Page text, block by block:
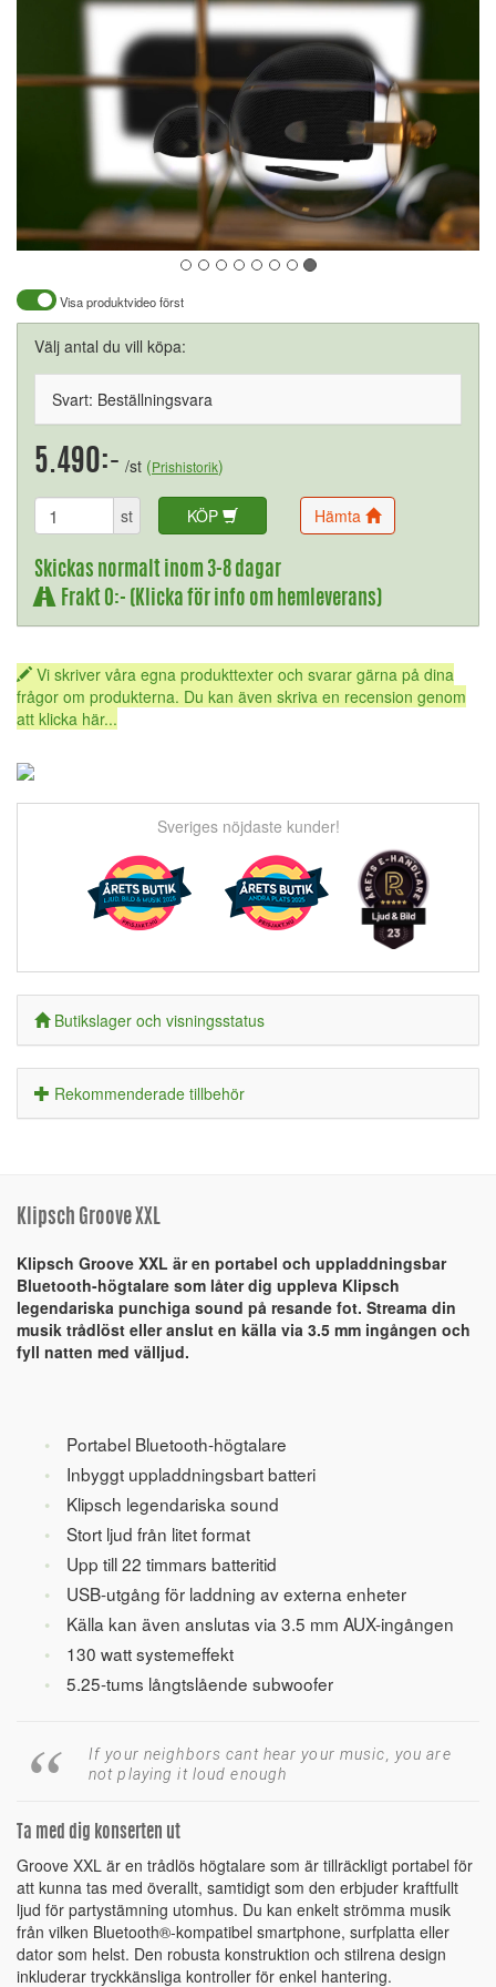
Visa produktvideo först
Välj antal du vill köpa:
Svart: Beställningsvara
5.490:- /st (Prishistorik)
st KÖP Hämta
Skickas normalt inom 3-8 dagar
Frakt 0:- (Klicka för info om hemleverans)
Vi skriver våra egna produkttexter och svarar gärna på dina
frågor om produkterna. Du kan även skriva en recension genom
att klicka här...
Sveriges nöjdaste kunder!
Butikslager och visningsstatus
Rekommenderade tillbehör
Klipsch Groove XXL
Klipsch Groove XXL är en portabel och uppladdningsbar
Bluetooth-högtalare som låter dig uppleva Klipsch
legendariska punchiga sound på resande fot. Streama din
musik trådlöst eller anslut en källa via 3.5 mm ingången och
fyll natten med välljud.
Portabel Bluetooth-högtalare
Inbyggt uppladdningsbart batteri
Klipsch legendariska sound
Stort ljud från litet format
Upp till 22 timmars batteritid
USB-utgång för laddning av externa enheter
Källa kan även anslutas via 3.5 mm AUX-ingången
130 watt systemeffekt
5.25-tums långtslående subwoofer
If your neighbors cant hear your music, you are
not playing it loud enough
Ta med dig konserten ut
Groove XXL är en trådlös högtalare som är tillräckligt portabel för
att kunna tas med överallt, samtidigt som den erbjuder kraftfullt
ljud för partystämning utomhus. Du kan enkelt strömma musik
från vilken Bluetooth®-kompatibel smartphone, surfplatta eller
dator som helst. Den robusta konstruktion och stilrena design
inkluderar tryckkänsliga kontroller för enkel hantering.